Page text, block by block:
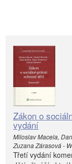
Zákon o
vydání
Miloslav Macela,
Zuzana Zárasová -
Třetí vydání